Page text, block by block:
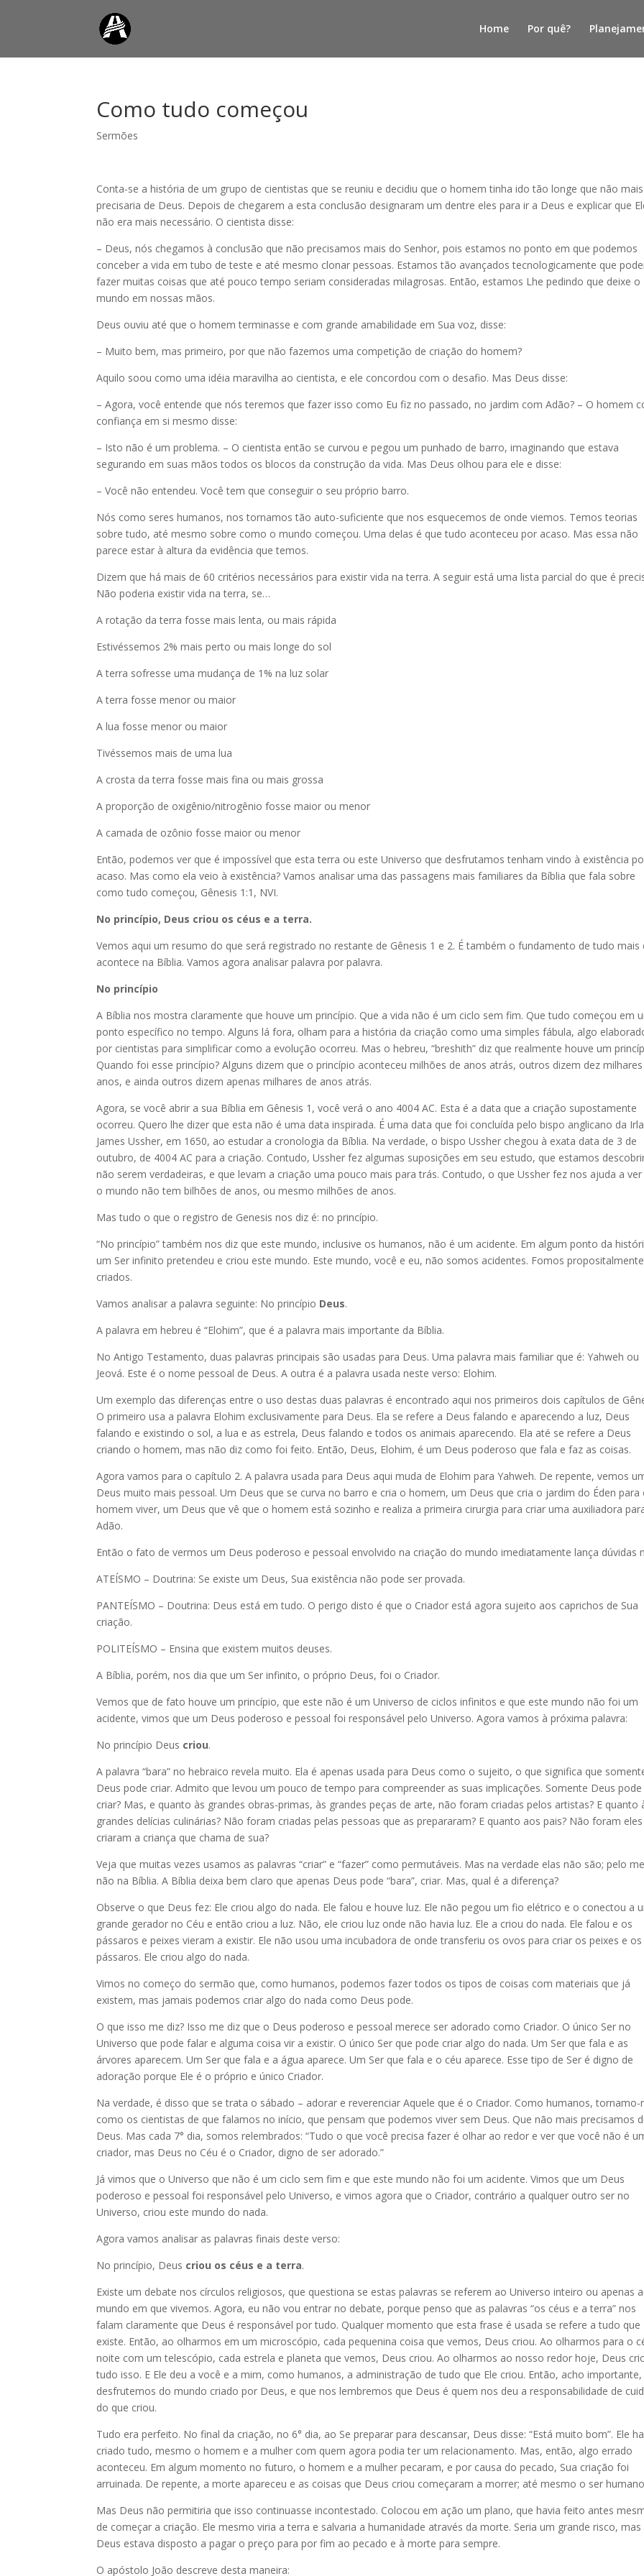
Home Por quê?
Como tudo começou
Sermões
Conta-se a história de um grupo de cientistas que se reuniu e decidiu que o homem tinha ido tão longe que não mais
precisaria de Deus. Depois de chegarem a esta conclusão designaram um dentre eles para ir a Deus e explicar que
não era mais necessário. O cientista disse:
– Deus, nós chegamos à conclusão que não precisamos mais do Senhor, pois estamos no ponto em que podemos
conceber a vida em tubo de teste e até mesmo clonar pessoas. Estamos tão avançados tecnologicamente que
fazer muitas coisas que até pouco tempo seriam consideradas milagrosas. Então, estamos Lhe pedindo que deixe o
mundo em nossas mãos.
Deus ouviu até que o homem terminasse e com grande amabilidade em Sua voz, disse:
– Muito bem, mas primeiro, por que não fazemos uma competição de criação do homem?
Aquilo soou como uma idéia maravilha ao cientista, e ele concordou com o desafio. Mas Deus disse:
– Agora, você entende que nós teremos que fazer isso como Eu fiz no passado, no jardim com Adão? – O homem
confiança em si mesmo disse:
– Isto não é um problema. – O cientista então se curvou e pegou um punhado de barro, imaginando que estava
segurando em suas mãos todos os blocos da construção da vida. Mas Deus olhou para ele e disse:
– Você não entendeu. Você tem que conseguir o seu próprio barro.
Nós como seres humanos, nos tornamos tão auto-suficiente que nos esquecemos de onde viemos. Temos teorias
sobre tudo, até mesmo sobre como o mundo começou. Uma delas é que tudo aconteceu por acaso. Mas essa não
parece estar à altura da evidência que temos.
Dizem que há mais de 60 critérios necessários para existir vida na terra. A seguir está uma lista parcial do que é
Não poderia existir vida na terra, se…
A rotação da terra fosse mais lenta, ou mais rápida
Estivéssemos 2% mais perto ou mais longe do sol
A terra sofresse uma mudança de 1% na luz solar
A terra fosse menor ou maior
A lua fosse menor ou maior
Tivéssemos mais de uma lua
A crosta da terra fosse mais fina ou mais grossa
A proporção de oxigênio/nitrogênio fosse maior ou menor
A camada de ozônio fosse maior ou menor
Então, podemos ver que é impossível que esta terra ou este Universo que desfrutamos tenham vindo à existência
acaso. Mas como ela veio à existência? Vamos analisar uma das passagens mais familiares da Bíblia que fala sobre
como tudo começou, Gênesis 1:1, NVI.
No princípio, Deus criou os céus e a terra.
Vemos aqui um resumo do que será registrado no restante de Gênesis 1 e 2. É também o fundamento de tudo mais
acontece na Bíblia. Vamos agora analisar palavra por palavra.
No princípio
A Bíblia nos mostra claramente que houve um princípio. Que a vida não é um ciclo sem fim. Que tudo começou em
ponto específico no tempo. Alguns lá fora, olham para a história da criação como uma simples fábula, algo
por cientistas para simplificar como a evolução ocorreu. Mas o hebreu, “breshith” diz que realmente houve um
Quando foi esse princípio? Alguns dizem que o princípio aconteceu milhões de anos atrás, outros dizem dez
anos, e ainda outros dizem apenas milhares de anos atrás.
Agora, se você abrir a sua Bíblia em Gênesis 1, você verá o ano 4004 AC. Esta é a data que a criação supostamente
ocorreu. Quero lhe dizer que esta não é uma data inspirada. É uma data que foi concluída pelo bispo anglicano da
James Ussher, em 1650, ao estudar a cronologia da Bíblia. Na verdade, o bispo Ussher chegou à exata data de 3 de
outubro, de 4004 AC para a criação. Contudo, Ussher fez algumas suposições em seu estudo, que estamos
não serem verdadeiras, e que levam a criação uma pouco mais para trás. Contudo, o que Ussher fez nos ajuda a ver
o mundo não tem bilhões de anos, ou mesmo milhões de anos.
Mas tudo o que o registro de Genesis nos diz é: no princípio.
“No princípio” também nos diz que este mundo, inclusive os humanos, não é um acidente. Em algum ponto da
um Ser infinito pretendeu e criou este mundo. Este mundo, você e eu, não somos acidentes. Fomos propositalmente
criados.
Vamos analisar a palavra seguinte: No princípio Deus.
A palavra em hebreu é “Elohim”, que é a palavra mais importante da Bíblia.
No Antigo Testamento, duas palavras principais são usadas para Deus. Uma palavra mais familiar que é: Yahweh ou
Jeová. Este é o nome pessoal de Deus. A outra é a palavra usada neste verso: Elohim.
Um exemplo das diferenças entre o uso destas duas palavras é encontrado aqui nos primeiros dois capítulos de
O primeiro usa a palavra Elohim exclusivamente para Deus. Ela se refere a Deus falando e aparecendo a luz, Deus
falando e existindo o sol, a lua e as estrela, Deus falando e todos os animais aparecendo. Ela até se refere a Deus
criando o homem, mas não diz como foi feito. Então, Deus, Elohim, é um Deus poderoso que fala e faz as coisas.
Agora vamos para o capítulo 2. A palavra usada para Deus aqui muda de Elohim para Yahweh. De repente, vemos
Deus muito mais pessoal. Um Deus que se curva no barro e cria o homem, um Deus que cria o jardim do Éden para
homem viver, um Deus que vê que o homem está sozinho e realiza a primeira cirurgia para criar uma auxiliadora
Adão.
Então o fato de vermos um Deus poderoso e pessoal envolvido na criação do mundo imediatamente lança dúvidas
ATEÍSMO – Doutrina: Se existe um Deus, Sua existência não pode ser provada.
PANTEÍSMO – Doutrina: Deus está em tudo. O perigo disto é que o Criador está agora sujeito aos caprichos de Sua
criação.
POLITEÍSMO – Ensina que existem muitos deuses.
A Bíblia, porém, nos dia que um Ser infinito, o próprio Deus, foi o Criador.
Vemos que de fato houve um princípio, que este não é um Universo de ciclos infinitos e que este mundo não foi um
acidente, vimos que um Deus poderoso e pessoal foi responsável pelo Universo. Agora vamos à próxima palavra:
No princípio Deus criou.
A palavra “bara” no hebraico revela muito. Ela é apenas usada para Deus como o sujeito, o que significa que
Deus pode criar. Admito que levou um pouco de tempo para compreender as suas implicações. Somente Deus pode
criar? Mas, e quanto às grandes obras-primas, às grandes peças de arte, não foram criadas pelos artistas? E quanto
grandes delícias culinárias? Não foram criadas pelas pessoas que as prepararam? E quanto aos pais? Não foram
criaram a criança que chama de sua?
Veja que muitas vezes usamos as palavras “criar” e “fazer” como permutáveis. Mas na verdade elas não são; pelo
não na Bíblia. A Bíblia deixa bem claro que apenas Deus pode “bara”, criar. Mas, qual é a diferença?
Observe o que Deus fez: Ele criou algo do nada. Ele falou e houve luz. Ele não pegou um fio elétrico e o conectou a
grande gerador no Céu e então criou a luz. Não, ele criou luz onde não havia luz. Ele a criou do nada. Ele falou e os
pássaros e peixes vieram a existir. Ele não usou uma incubadora de onde transferiu os ovos para criar os peixes e os
pássaros. Ele criou algo do nada.
Vimos no começo do sermão que, como humanos, podemos fazer todos os tipos de coisas com materiais que já
existem, mas jamais podemos criar algo do nada como Deus pode.
O que isso me diz? Isso me diz que o Deus poderoso e pessoal merece ser adorado como Criador. O único Ser no
Universo que pode falar e alguma coisa vir a existir. O único Ser que pode criar algo do nada. Um Ser que fala e as
árvores aparecem. Um Ser que fala e a água aparece. Um Ser que fala e o céu aparece. Esse tipo de Ser é digno de
adoração porque Ele é o próprio e único Criador.
Na verdade, é disso que se trata o sábado – adorar e reverenciar Aquele que é o Criador. Como humanos, tornamo-
como os cientistas de que falamos no início, que pensam que podemos viver sem Deus. Que não mais precisamos
Deus. Mas cada 7° dia, somos relembrados: “Tudo o que você precisa fazer é olhar ao redor e ver que você não é
criador, mas Deus no Céu é o Criador, digno de ser adorado.”
Já vimos que o Universo que não é um ciclo sem fim e que este mundo não foi um acidente. Vimos que um Deus
poderoso e pessoal foi responsável pelo Universo, e vimos agora que o Criador, contrário a qualquer outro ser no
Universo, criou este mundo do nada.
Agora vamos analisar as palavras finais deste verso:
No princípio, Deus criou os céus e a terra.
Existe um debate nos círculos religiosos, que questiona se estas palavras se referem ao Universo inteiro ou apenas
mundo em que vivemos. Agora, eu não vou entrar no debate, porque penso que as palavras “os céus e a terra” nos
falam claramente que Deus é responsável por tudo. Qualquer momento que esta frase é usada se refere a tudo que
existe. Então, ao olharmos em um microscópio, cada pequenina coisa que vemos, Deus criou. Ao olharmos para o
noite com um telescópio, cada estrela e planeta que vemos, Deus criou. Ao olharmos ao nosso redor hoje, Deus
tudo isso. E Ele deu a você e a mim, como humanos, a administração de tudo que Ele criou. Então, acho importante,
desfrutemos do mundo criado por Deus, e que nos lembremos que Deus é quem nos deu a responsabilidade de
do que criou.
Tudo era perfeito. No final da criação, no 6° dia, ao Se preparar para descansar, Deus disse: “Está muito bom”. Ele
criado tudo, mesmo o homem e a mulher com quem agora podia ter um relacionamento. Mas, então, algo errado
aconteceu. Em algum momento no futuro, o homem e a mulher pecaram, e por causa do pecado, Sua criação foi
arruinada. De repente, a morte apareceu e as coisas que Deus criou começaram a morrer; até mesmo o ser
Mas Deus não permitiria que isso continuasse incontestado. Colocou em ação um plano, que havia feito antes
de começar a criação. Ele mesmo viria a terra e salvaria a humanidade através da morte. Seria um grande risco, mas
Deus estava disposto a pagar o preço para por fim ao pecado e à morte para sempre.
O apóstolo João descreve desta maneira: